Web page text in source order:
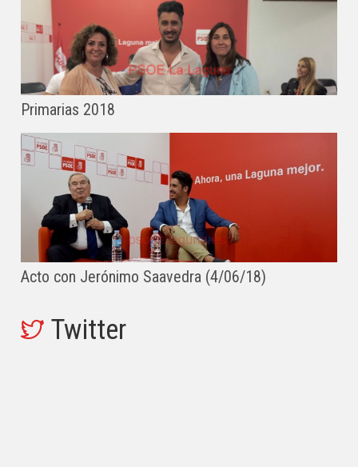
Primarias 2018
Acto con Jerónimo Saavedra (4/06/18)
Twitter